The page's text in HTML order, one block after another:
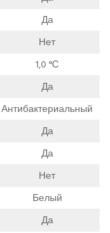
Да
Нет
1,0 °С
Да
Антибактериальный
Да
Да
Нет
Белый
Да